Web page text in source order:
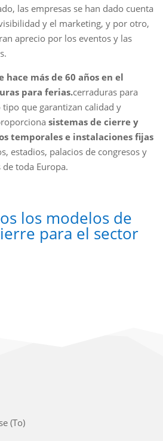
las empresas se han dado cuenta
y el marketing, y por otro,
aprecio por los eventos y las
hace más de 60 años en el
para ferias.cerraduras para
que garantizan calidad y
sistemas de cierre y
temporales e instalaciones fijas
estadios, palacios de congresos y
toda Europa.
los modelos de
para el sector
(To)